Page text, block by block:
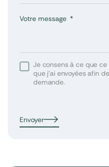
Votre message
Je consens à ce que
que j’ai envoyées afin
demande.
Envoyer